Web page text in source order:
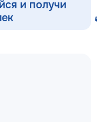
английскому
языку,
и получи